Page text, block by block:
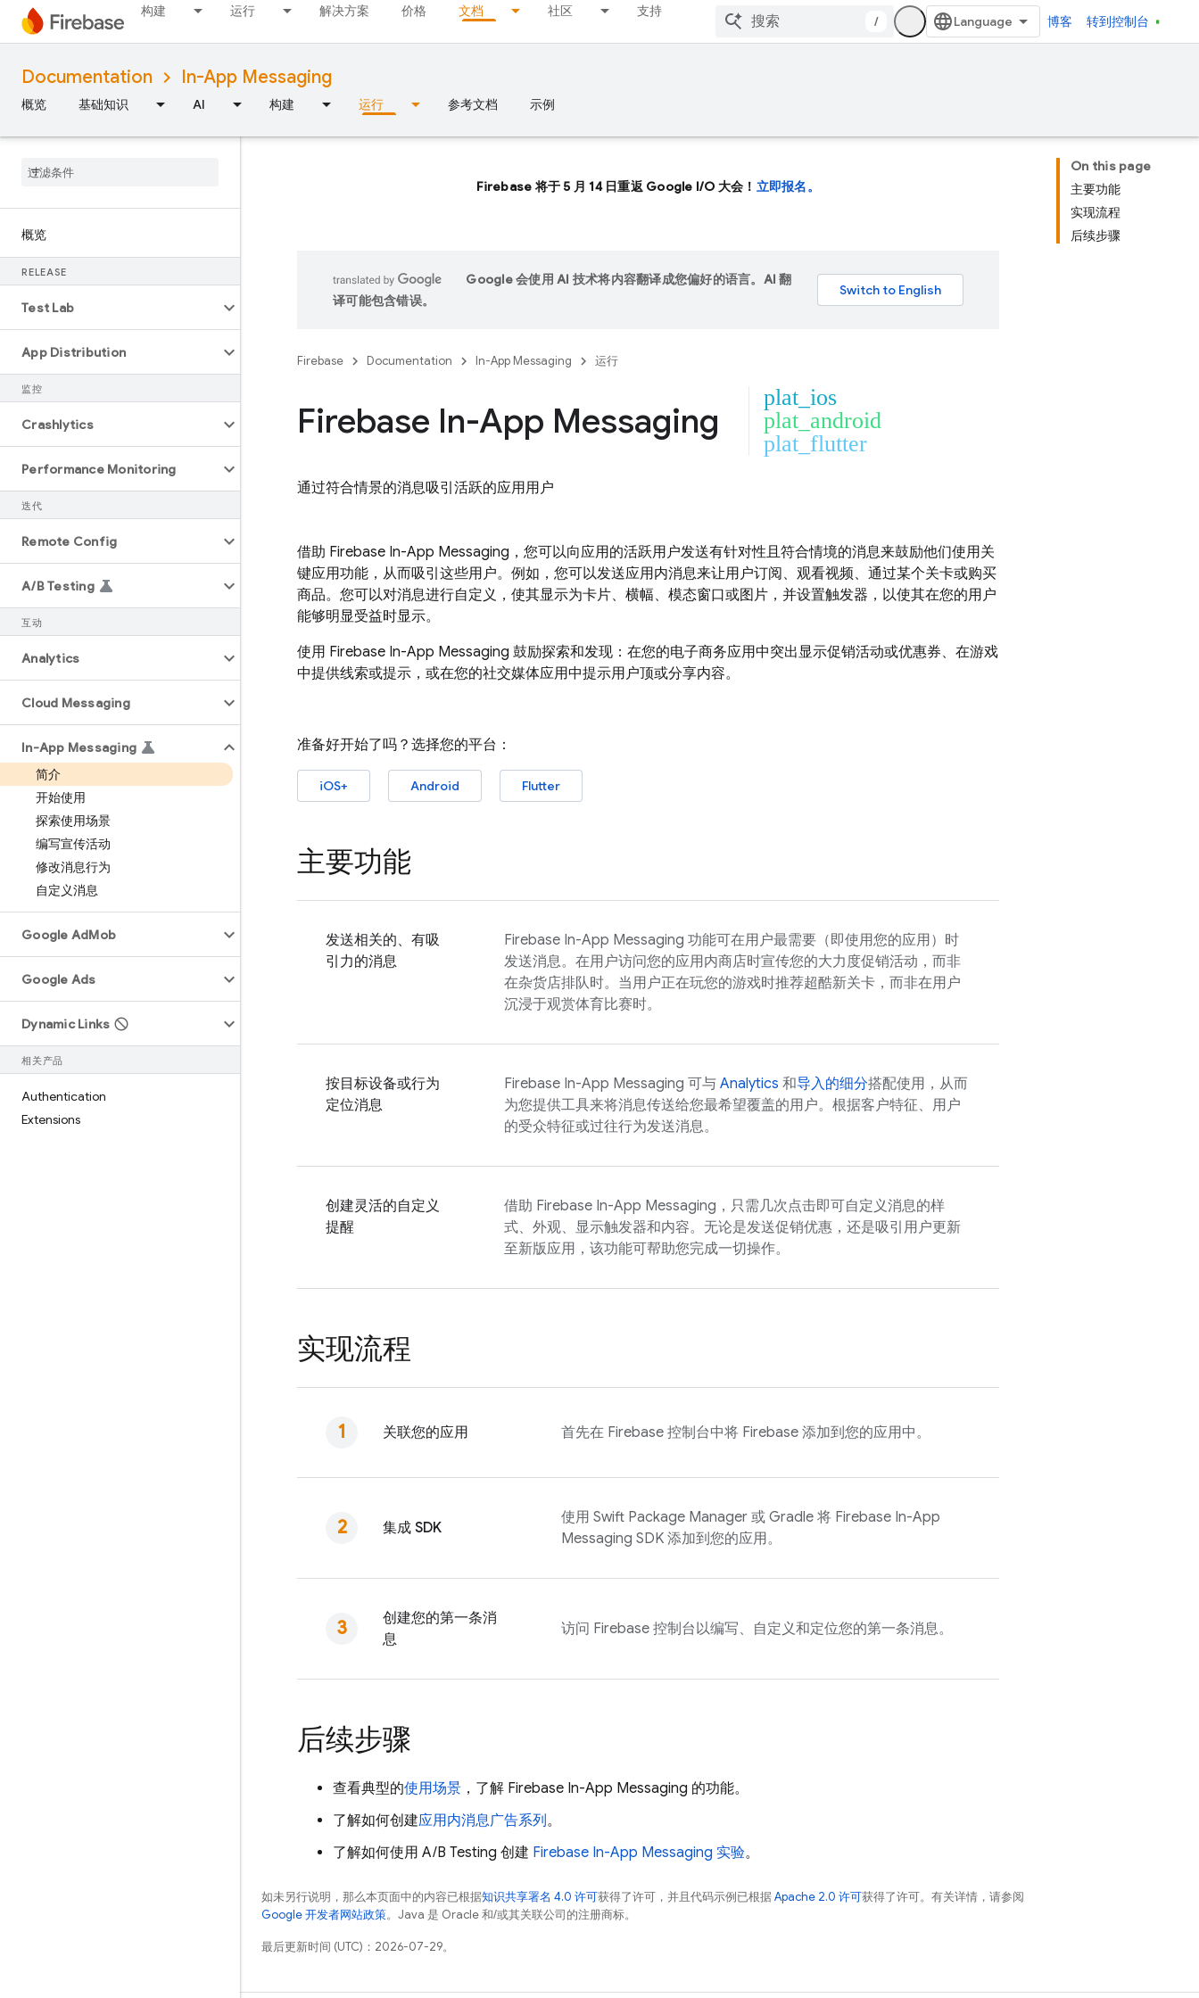
构建 运行 解决方案 价格 文档 社区 支持
/ 博客 转到控制台
Documentation In-App Messaging
概览 基础知识 AI 构建 运行 参考文档 示例
概览
RELEASE
Test Lab
App Distribution
监控
Crashlytics
Performance Monitoring
迭代
Remote Config
A/B Testing
互动
Analytics
Cloud Messaging
In-App Messaging
简介
开始使用
探索使用场景
编写宣传活动
修改消息行为
自定义消息
Google AdMob
Google Ads
Dynamic Links
相关产品
Authentication
Extensions
On this page
主要功能
实现流程
后续步骤
Firebase 将于 5 月 14 日重返 Google I/O 大会！ 立即报名。
Google 会使用 AI 技术将内容翻译成您偏好的语言。AI 翻
译可能包含错误。
Firebase Documentation In-App Messaging 运行
Firebase In-App Messaging
plat_ios
plat_android
plat_flutter
通过符合情景的消息吸引活跃的应用用户
借助 Firebase In-App Messaging ，您可以向应用的活跃用户发送有针对性且符合情境的消息来鼓励他们使用关
键应用功能，从而吸引这些用户。例如，您可以发送应用内消息来让用户订阅、观看视频、通过某个关卡或购买
商品。您可以对消息进行自定义，使其显示为卡片、横幅、模态窗口或图片，并设置触发器，以使其在您的用户
能够明显受益时显示。
使用 Firebase In-App Messaging 鼓励探索和发现：在您的电子商务应用中突出显示促销活动或优惠券、在游戏
中提供线索或提示，或在您的社交媒体应用中提示用户顶或分享内容。
准备好开始了吗？选择您的平台：
iOS+ Android Flutter
主要功能
发送相关的、有吸
引力的消息
Firebase In-App Messaging 功能可在用户最需要（即使用您的应用）时
发送消息。在用户访问您的应用内商店时宣传您的大力度促销活动，而非
在杂货店排队时。当用户正在玩您的游戏时推荐超酷新关卡，而非在用户
沉浸于观赏体育比赛时。
按目标设备或行为
定位消息
Firebase In-App Messaging 可与 Analytics 和导入的细分搭配使用，从而
为您提供工具来将消息传送给您最希望覆盖的用户。根据客户特征、用户
的受众特征或过往行为发送消息。
创建灵活的自定义
提醒
借助 Firebase In-App Messaging ，只需几次点击即可自定义消息的样
式、外观、显示触发器和内容。无论是发送促销优惠，还是吸引用户更新
至新版应用，该功能可帮助您完成一切操作。
实现流程
关联您的应用 首先在 Firebase 控制台中将 Firebase 添加到您的应用中。
集成 SDK
使用 Swift Package Manager 或 Gradle 将 Firebase In-App
Messaging SDK 添加到您的应用。
创建您的第一条消
息
访问 Firebase 控制台以编写、自定义和定位您的第一条消息。
后续步骤
查看典型的使用场景 ，了解 Firebase In-App Messaging 的功能。
了解如何创建应用内消息广告系列。
了解如何使用 A/B Testing 创建 Firebase In-App Messaging 实验。
如未另行说明，那么本页面中的内容已根据知识共享署名 4.0 许可获得了许可，并且代码示例已根据Apache 2.0 许可获得了许可。有关详情，请参阅
Google 开发者网站政策。Java 是 Oracle 和/或其关联公司的注册商标。
最后更新时间 (UTC)：2026-07-29。